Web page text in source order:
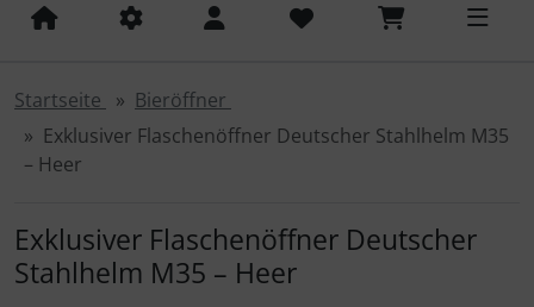
Startseite
Bieröffner
Exklusiver Flaschenöffner Deutscher Stahlhelm M35
– Heer
Exklusiver Flaschenöffner Deutscher
Stahlhelm M35 – Heer